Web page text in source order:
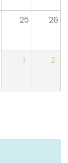
25 26
1 2